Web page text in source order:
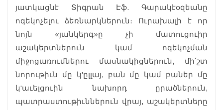
յատկացնէ Տիգրան Էֆ. Գարակէօզեանը
ոգեկոչելու ձեռնարկներուն։ Ուրախալի է որ
նոյն «յանկերգ»ը չի մատուցուիր
աշակերտներուն կամ ոգեկոչման
միջոցառումներու մասնակիցներուն, մի՛շտ
նորութիւն մը կ'ըլլայ, բան մը կամ բաներ մը
կ'աւելցուին նախորդ ըրածներուն,
պատրաստութիւններուն վրայ, աշակերտները